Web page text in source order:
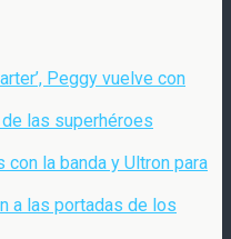
Peggy vuelve con
las superhéroes
la banda y Ultron para
a las portadas de los